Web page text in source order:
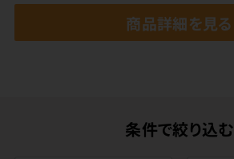
商品詳細を見る
条件で絞り込む